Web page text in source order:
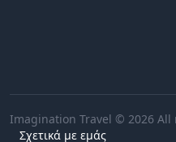
Imagination Travel © 2026 All
Σχετικά με εμάς